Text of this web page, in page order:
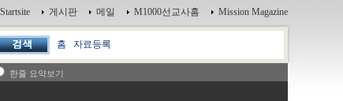
Startsite 게시판 메일 M1000선교사홈 Mission Magazine
홈 자료등록
한줄 요약보기